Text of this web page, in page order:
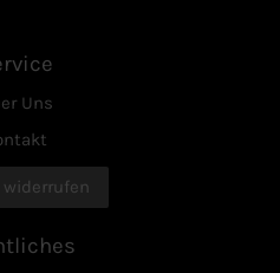
Uns
widerrufen